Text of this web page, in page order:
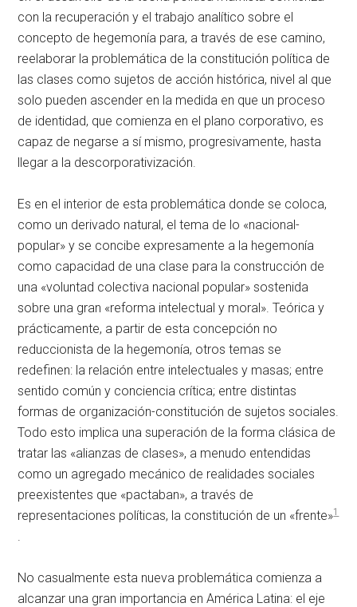
con la recuperación y el trabajo analítico sobre el
concepto de hegemonía para, a través de ese camino,
reelaborar la problemática de la constitución política de
las clases como sujetos de acción histórica, nivel al que
solo pueden ascender en la medida en que un proceso
de identidad, que comienza en el plano corporativo, es
capaz de negarse a sí mismo, progresivamente, hasta
llegar a la descorporativización.
Es en el interior de esta problemática donde se coloca,
como un derivado natural, el tema de lo «nacional-
popular» y se concibe expresamente a la hegemonía
como capacidad de una clase para la construcción de
una «voluntad colectiva nacional popular» sostenida
sobre una gran «reforma intelectual y moral». Teórica y
prácticamente, a partir de esta concepción no
reduccionista de la hegemonía, otros temas se
redefinen: la relación entre intelectuales y masas; entre
sentido común y conciencia crítica; entre distintas
formas de organización-constitución de sujetos sociales.
Todo esto implica una superación de la forma clásica de
tratar las «alianzas de clases», a menudo entendidas
como un agregado mecánico de realidades sociales
preexistentes que «pactaban», a través de
representaciones políticas, la constitución de un «frente»1
No casualmente esta nueva problemática comienza a
alcanzar una gran importancia en América Latina: el eje